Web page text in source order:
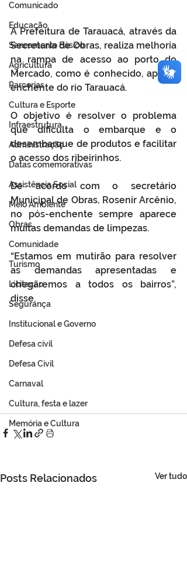
Comunicado
Educação
Saneamento Básico
Agricultura
Parcerias
Cultura e Esporte
Infraestrutura
Administração
Datas comemorativas
Assistência Social
Meio Ambiente
Obras
Comunidade
Turismo
Licitação
Segurança
Institucional e Governo
Defesa cívil
Defesa Civil
Carnaval
Cultura, festa e lazer
Memória e Cultura
A Prefeitura de Tarauacá, através da
Secretaria de Obras, realiza melhoria
na rampa de acesso ao porto do
Mercado, como é conhecido, após a
enchente do rio Tarauacá.
O objetivo é resolver o problema
que dificulta o embarque e o
desembarque de produtos e facilitar
o acesso dos ribeirinhos.
De acordo com o secretário
Municipal de Obras, Rosenir Arcênio,
no pós-enchente sempre aparece
muitas demandas de limpezas.
“Estamos em mutirão para resolver
as demandas apresentadas e
chegaremos a todos os bairros”,
disse.
Posts Relacionados Ver tudo